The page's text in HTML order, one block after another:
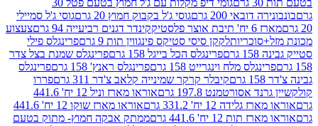
גומי דיפ מקלות עם ג'ל חמוץ בטעם פטל 30
200 גרם
גוסי ג'ל בקבוק חמוץ 20 גרם
גוסי ג'ל סמיילי
פלסטיק
קינדר דגנים רביעייה 94 גרם
צעצוע
לקקן סיסי סטיקס פינגווין תות 9 גרם
פרינגלס פילי
פרינגלס הכל בייגל 158 גרם
פרינגלס שמנת בצל צדר
מלח וינגרייט 158 גרם
פרינגלס ראנץ' 158 גרם
פרינגלס
קיבלר קרקר שמינייה קלאב צ'דר 311 גרם
פררו
197.8 גרם
אוראו מארז וניל 12 יח' 441.6
12 יח' 331.2 גרם
אוראו מארז שוקו 12 יח' 441.6
12 יח' 441.6 גרם
ממתק אבקה חמוץ- מתוק בטעם